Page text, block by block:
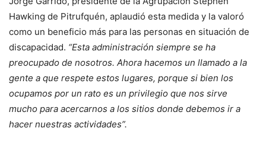
Hawking de Pitrufquén, aplaudió esta medida y la valoró
como un beneficio más para las personas en situación de
discapacidad. “Esta administración siempre se ha
preocupado de nosotros. Ahora hacemos un llamado a la
gente a que respete estos lugares, porque si bien los
ocupamos por un rato es un privilegio que nos sirve
mucho para acercarnos a los sitios donde debemos ir a
hacer nuestras actividades”.